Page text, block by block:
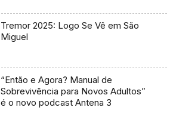
Tremor 2025: Logo Se Vê em São
Miguel
“Então e Agora? Manual de
Sobrevivência para Novos Adultos”
é o novo podcast Antena 3